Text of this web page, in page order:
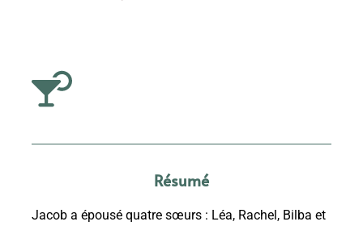
Résumé
Jacob a épousé quatre sœurs : Léa, Rachel, Bilba et